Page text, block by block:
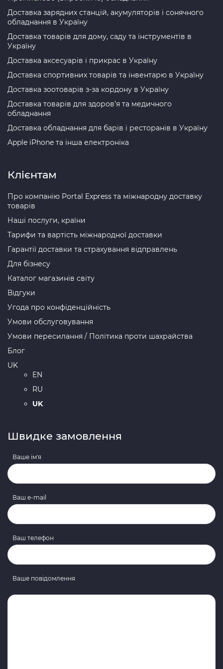
Доставка зарядних станцій, акумуляторів і сонячного
обладнання в Україну
Доставка товарів для дому, саду та інструментів в
Україну
Доставка аксесуарів і прикрас в Україну
Доставка спортивних товарів та інвентарю в Україну
Доставка зоотоварів з-за кордону в Україну
Доставка товарів для здоров’я та медичного
обладнання
Доставка обладнання для барів і ресторанів в Україну
Apple iPhone та інша електроніка
Клієнтам
Про компанію Portal Express та міжнародну доставку
товарів
Наші послуги, країни
Тарифи та вартість міжнародної доставки
Гарантії доставки та страхування відправлень
Для бізнесу
Каталог магазинів світу
Відгуки
Угода про конфіденційність
Умови обслуговування
Умови пересилання / Політика проти шахрайства
Блог
UK
EN
RU
UK
Швидке замовлення
Ваше ім'я
Ваш e-mail
Ваш телефон
Ваше повідомлення